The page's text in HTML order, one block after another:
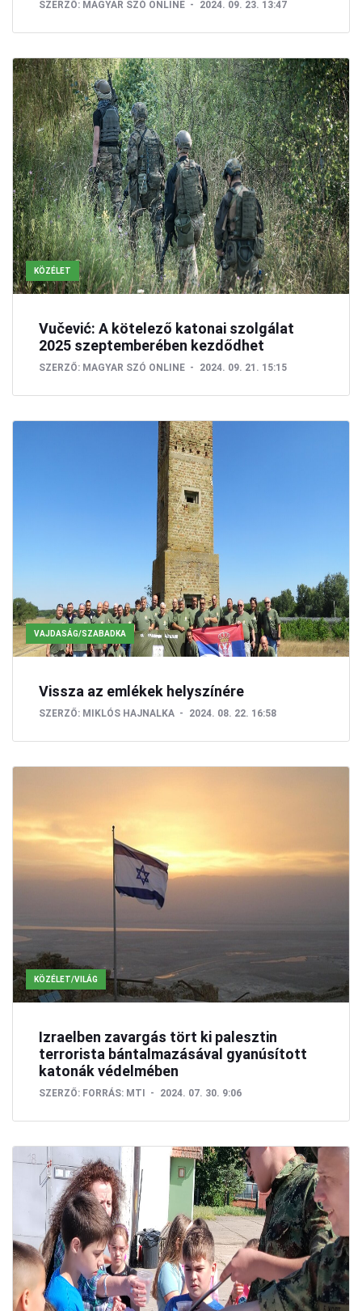
SZERZŐ: MAGYAR SZÓ ONLINE 2024. 09. 23. 13:47
KÖZÉLET
Vučević: A kötelező katonai szolgálat
2025 szeptemberében kezdődhet
SZERZŐ: MAGYAR SZÓ ONLINE 2024. 09. 21. 15:15
VAJDASÁG/SZABADKA
Vissza az emlékek helyszínére
SZERZŐ: MIKLÓS HAJNALKA 2024. 08. 22. 16:58
KÖZÉLET/VILÁG
Izraelben zavargás tört ki palesztin
terrorista bántalmazásával gyanúsított
katonák védelmében
SZERZŐ: FORRÁS: MTI 2024. 07. 30. 9:06